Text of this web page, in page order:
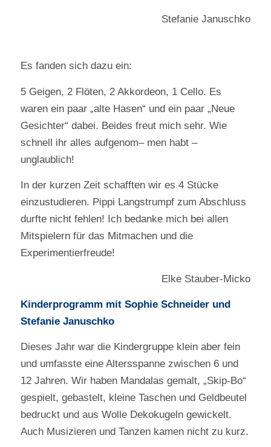
Stefanie Januschko
Es fanden sich dazu ein:
5 Geigen, 2 Flöten, 2 Akkordeon, 1 Cello. Es
waren ein paar „alte Hasen“ und ein paar „Neue
Gesichter“ dabei. Beides freut mich sehr. Wie
schnell ihr alles aufgenom– men habt –
unglaublich!
In der kurzen Zeit schafften wir es 4 Stücke
einzustudieren. Pippi Langstrumpf zum Abschluss
durfte nicht fehlen! Ich bedanke mich bei allen
Mitspielern für das Mitmachen und die
Experimentierfreude!
Elke Stauber-Micko
Kinderprogramm mit Sophie Schneider und
Stefanie Januschko
Dieses Jahr war die Kindergruppe klein aber fein
und umfasste eine Altersspanne zwischen 6 und
12 Jahren. Wir haben Mandalas gemalt, „Skip-Bo“
gespielt, gebastelt, kleine Taschen und Geldbeutel
bedruckt und aus Wolle Dekokugeln gewickelt.
Auch Musizieren und Tanzen kamen nicht zu kurz.